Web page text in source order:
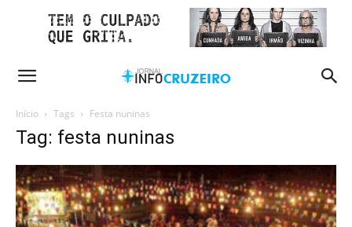
Início Tags Festa nuninas
Tag: festa nuninas